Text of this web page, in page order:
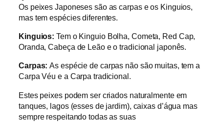
Os peixes Japoneses são as carpas e os Kinguios,
mas tem espécies diferentes.
Kinguios: Tem o Kinguio Bolha, Cometa, Red Cap,
Oranda, Cabeça de Leão e o tradicional japonês.
Carpas:As espécie de carpas não são muitas, tem a
Carpa Véu e a Carpa tradicional.
Estes peixes podem ser criados naturalmente em
tanques, lagos (esses de jardim), caixas d’água mas
sempre respeitando todas as suas